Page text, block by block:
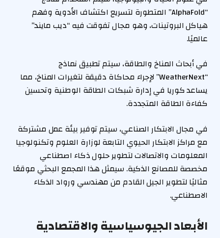
“AlphaFold” المتطورة لتسريع اكتشاف الأدوية وفهم
هياكل البروتينات، وهو مجال تفوقت فيه “ديب مايند”
عالميًا.
في أبحاث المناخ والطاقة، سيتم تطبيق نماذج
“WeatherNext” لإجراء محاكاة دقيقة لتغيرات المناخ، مما
يساعد كوريا في إدارة شبكات الطاقة الوطنية وتحسين
كفاءة الطاقة المتجددة.
في مجال الابتكار الصناعي، سيتم توفير بيئة عمل مشتركة
مع مراكز الابتكار الحيوي التابعة لوزارة العلوم وتكنولوجيا
المعلومات والاتصالات لتطوير حلول ذكاء اصطناعي
مخصصة للمصانع الذكية. سيمثل هذا المجمع البحثي موقعًا
مثاليًا لتطوير الجيل القادم من مهندسي ورواد الذكاء
الاصطناعي.
الأبعاد الجيوسياسية والاقتصادية